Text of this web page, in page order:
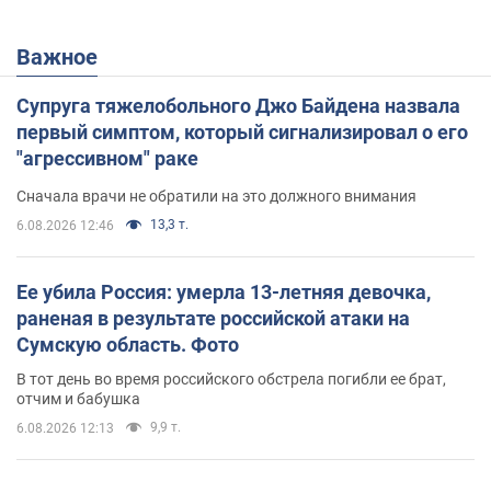
Важное
Супруга тяжелобольного Джо Байдена назвала
первый симптом, который сигнализировал о его
"агрессивном" раке
Сначала врачи не обратили на это должного внимания
6.08.2026 12:46 13,3 т.
Ее убила Россия: умерла 13-летняя девочка,
раненая в результате российской атаки на
Сумскую область. Фото
В тот день во время российского обстрела погибли ее брат,
отчим и бабушка
6.08.2026 12:13 9,9 т.